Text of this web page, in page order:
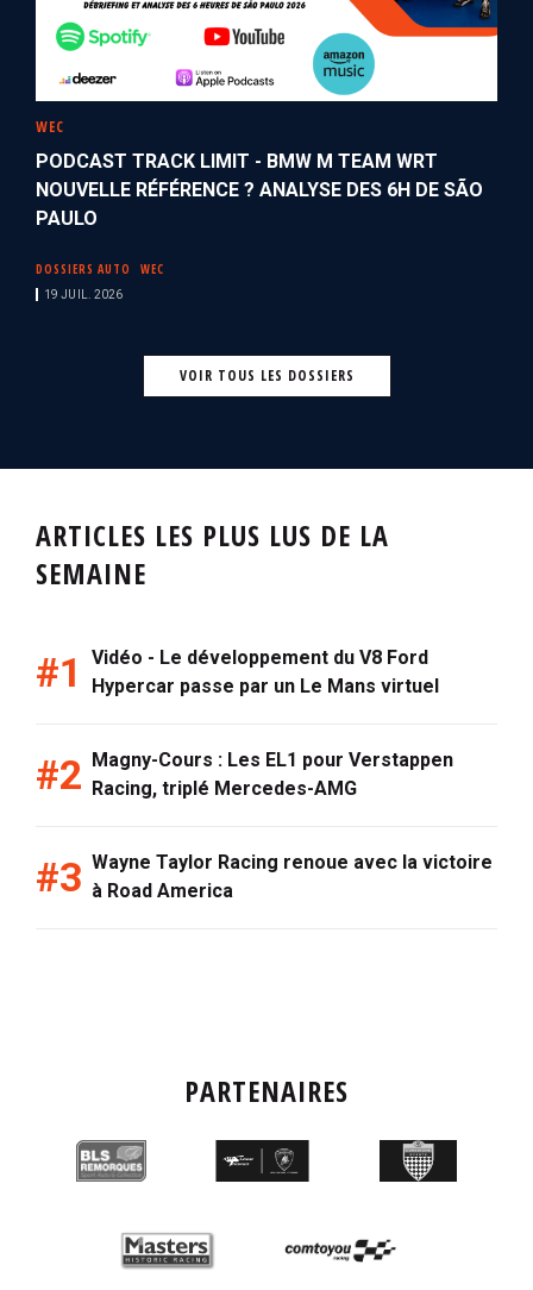
WEC
PODCAST TRACK LIMIT - BMW M TEAM WRT
NOUVELLE RÉFÉRENCE ? ANALYSE DES 6H DE SÃO
PAULO
DOSSIERS AUTO WEC
19 JUIL. 2026
VOIR TOUS LES DOSSIERS
ARTICLES LES PLUS LUS DE LA
SEMAINE
Vidéo - Le développement du V8 Ford
Hypercar passe par un Le Mans virtuel
Magny-Cours : Les EL1 pour Verstappen
Racing, triplé Mercedes-AMG
Wayne Taylor Racing renoue avec la victoire
à Road America
PARTENAIRES